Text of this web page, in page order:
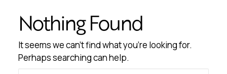
Nothing Found
It seems we can’t find what you’re looking for.
Perhaps searching can help.